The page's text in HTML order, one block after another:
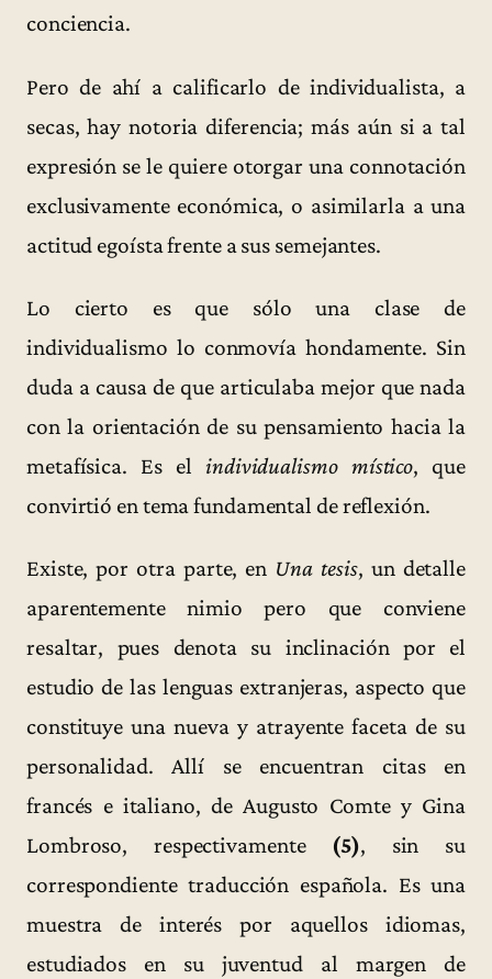
conciencia.
Pero de ahí a calificarlo de individualista, a
secas, hay notoria diferencia; más aún si a tal
expresión se le quiere otorgar una connotación
exclusivamente económica, o asimilarla a una
actitud egoísta frente a sus semejantes.
Lo cierto es que sólo una clase de
individualismo lo conmovía hondamente. Sin
duda a causa de que articulaba mejor que nada
con la orientación de su pensamiento hacia la
metafísica. Es el individualismo místico, que
convirtió en tema fundamental de reflexión.
Existe, por otra parte, en Una tesis, un detalle
aparentemente nimio pero que conviene
resaltar, pues denota su inclinación por el
estudio de las lenguas extranjeras, aspecto que
constituye una nueva y atrayente faceta de su
personalidad. Allí se encuentran citas en
francés e italiano, de Augusto Comte y Gina
Lombroso, respectivamente (5), sin su
correspondiente traducción española. Es una
muestra de interés por aquellos idiomas,
estudiados en su juventud al margen de